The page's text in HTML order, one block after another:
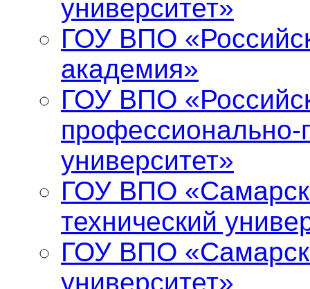
университет»
ГОУ ВПО
академия»
ГОУ ВПО
профессионально-
университет»
ГОУ ВПО
технический
ГОУ ВПО
университет»